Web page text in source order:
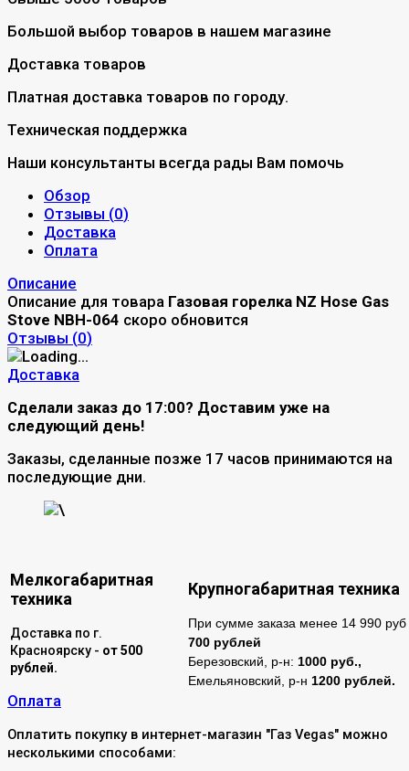
Большой выбор товаров в нашем магазине
Доставка товаров
Платная доставка товаров по городу.
Техническая поддержка
Наши консультанты всегда рады Вам помочь
Обзор
Отзывы (0)
Доставка
Оплата
Описание
Описание для товара Газовая горелка NZ Hose Gas
Stove NBH-064 скоро обновится
Отзывы (0)
Доставка
Сделали заказ до 17:00? Доставим уже на
следующий день!
Заказы, сделанные позже 17 часов принимаются на
последующие дни.
\
Мелкогабаритная
техника
Крупногабаритная техника
Доставка по г.
Красноярску - от 500
рублей.
При сумме заказа менее 14 990 руб
700 рублей
Березовский, р-н: 1000 руб.,
Емельяновский, р-н 1200 рублей.
Оплата
Оплатить покупку в интернет-магазин "Газ Vegas" можно
несколькими способами: